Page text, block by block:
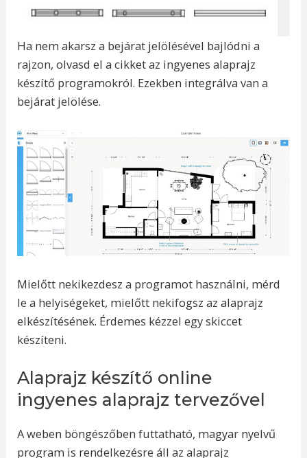
Ha nem akarsz a bejárat jelölésével bajlódni a
rajzon, olvasd el a cikket az ingyenes alaprajz
készítő programokról. Ezekben integrálva van a
bejárat jelölése.
Mielőtt nekikezdesz a programot használni, mérd
le a helyiségeket, mielőtt nekifogsz az alaprajz
elkészítésének. Érdemes kézzel egy skiccet
készíteni.
Alaprajz készítő online
ingyenes alaprajz tervezővel
A weben böngészőben futtatható, magyar nyelvű
program is rendelkezésre áll az alaprajz